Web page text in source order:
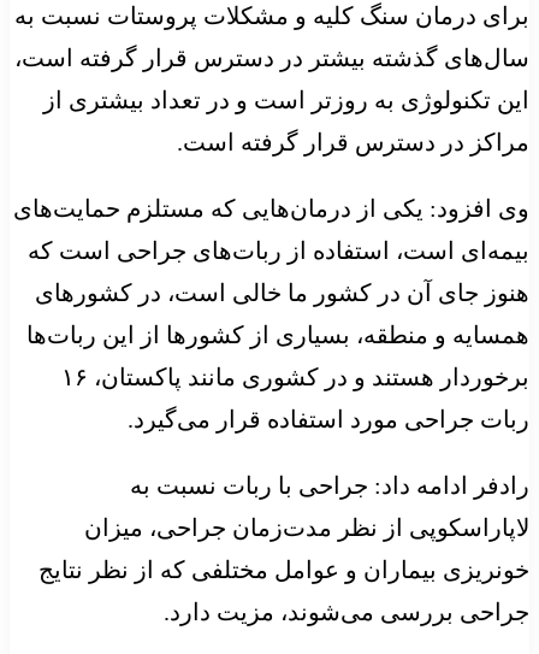
برای درمان سنگ کلیه و مشکلات پروستات نسبت به
سال‌های گذشته بیشتر در دسترس قرار گرفته است،
این تکنولوژی به روزتر است و در تعداد بیشتری از
مراکز در دسترس قرار گرفته است.
وی افزود: یکی از درمان‌هایی که مستلزم حمایت‌های
بیمه‌ای است، استفاده از ربات‌های جراحی است که
هنوز جای آن در کشور ما خالی است، در کشورهای
همسایه و منطقه، بسیاری از کشورها از این ربات‌ها
برخوردار هستند و در کشوری مانند پاکستان، ۱۶
ربات جراحی مورد استفاده قرار می‌گیرد.
رادفر ادامه داد: جراحی با ربات‌ نسبت به
لاپاراسکوپی از نظر مدت‌زمان جراحی، میزان
خونریزی بیماران و عوامل مختلفی که از نظر نتایج
جراحی بررسی می‌شوند، مزیت دارد.